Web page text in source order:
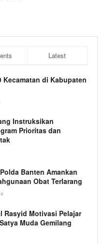
Latest
Kecamatan di Kabupaten
Instruksikan
Prioritas dan
Banten Amankan
Obat Terlarang
Rasyid Motivasi Pelajar
Muda Gemilang